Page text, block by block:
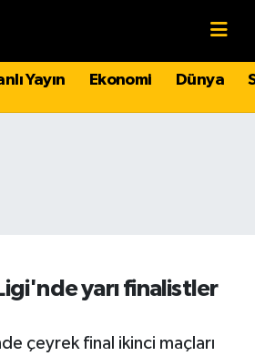
Yayın Ekonomi Dünya
yarı finalistler
çeyrek final ikinci maçları
Durumu ve Fikstür